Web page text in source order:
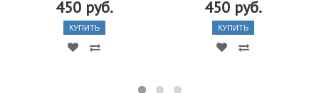
450 руб.
КУПИТЬ
450 руб.
КУПИТЬ